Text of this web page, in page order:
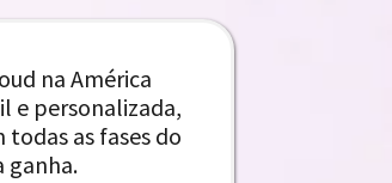
na América
e personalizada,
as fases do
ganha.